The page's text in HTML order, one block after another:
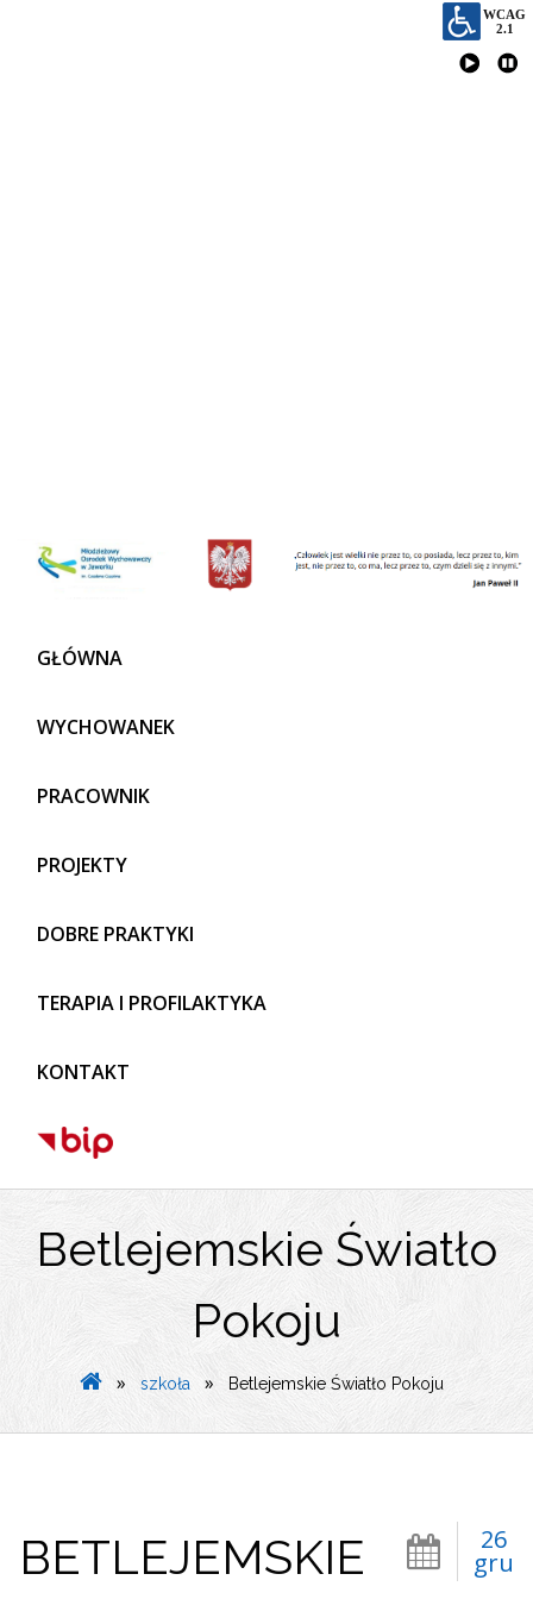
GŁÓWNA
WYCHOWANEK
PRACOWNIK
PROJEKTY
DOBRE PRAKTYKI
TERAPIA I PROFILAKTYKA
KONTAKT
Betlejemskie Światło
Pokoju
» szkoła » Betlejemskie Światło Pokoju
26
gru
BETLEJEMSKIE